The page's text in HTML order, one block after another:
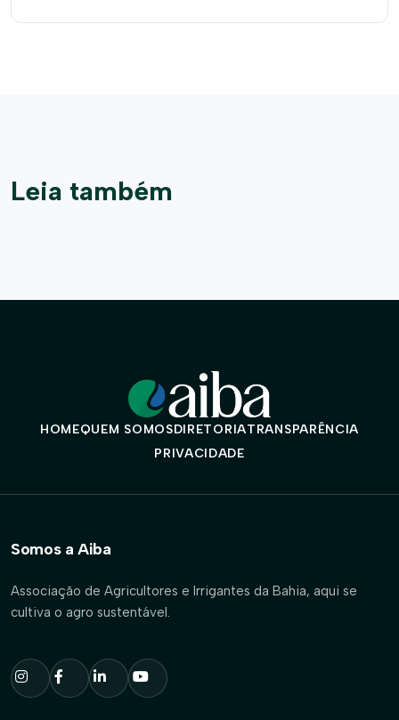
Leia também
HOMEQUEM SOMOSDIRETORIATRANSPARÊNCIA
PRIVACIDADE
Somos a Aiba
Associação de Agricultores e Irrigantes da Bahia, aqui se
cultiva o agro sustentável.